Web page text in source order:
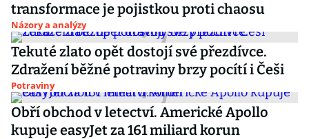
transformace je pojistkou proti chaosu
Názory a analýzy
Tekuté zlato opět dostojí své přezdívce.
Zdražení běžné potraviny brzy pocítí i Češi
Potraviny
Obří obchod v letectví. Americké Apollo
kupuje easyJet za 161 miliard korun